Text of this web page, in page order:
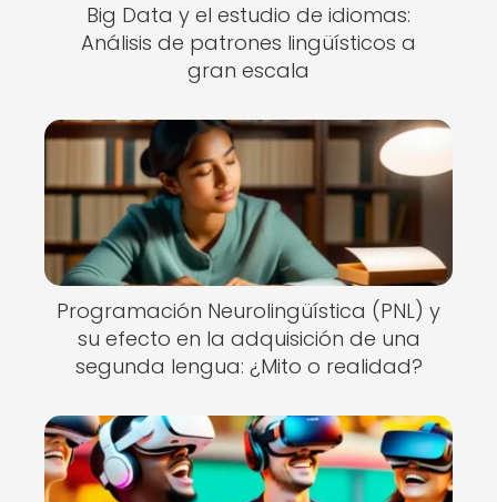
Big Data y el estudio de idiomas:
Análisis de patrones lingüísticos a
gran escala
Programación Neurolingüística (PNL) y
su efecto en la adquisición de una
segunda lengua: ¿Mito o realidad?